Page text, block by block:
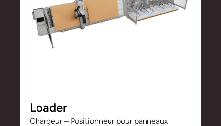
Loader
Chargeur – Positionneur pour panneaux